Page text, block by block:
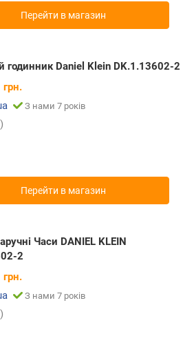
Перейти в магазин
годинник Daniel Klein DK.1.13602-2
грн.
З нами 7 років
Перейти в магазин
Часи DANIEL KLEIN
2
грн.
З нами 7 років